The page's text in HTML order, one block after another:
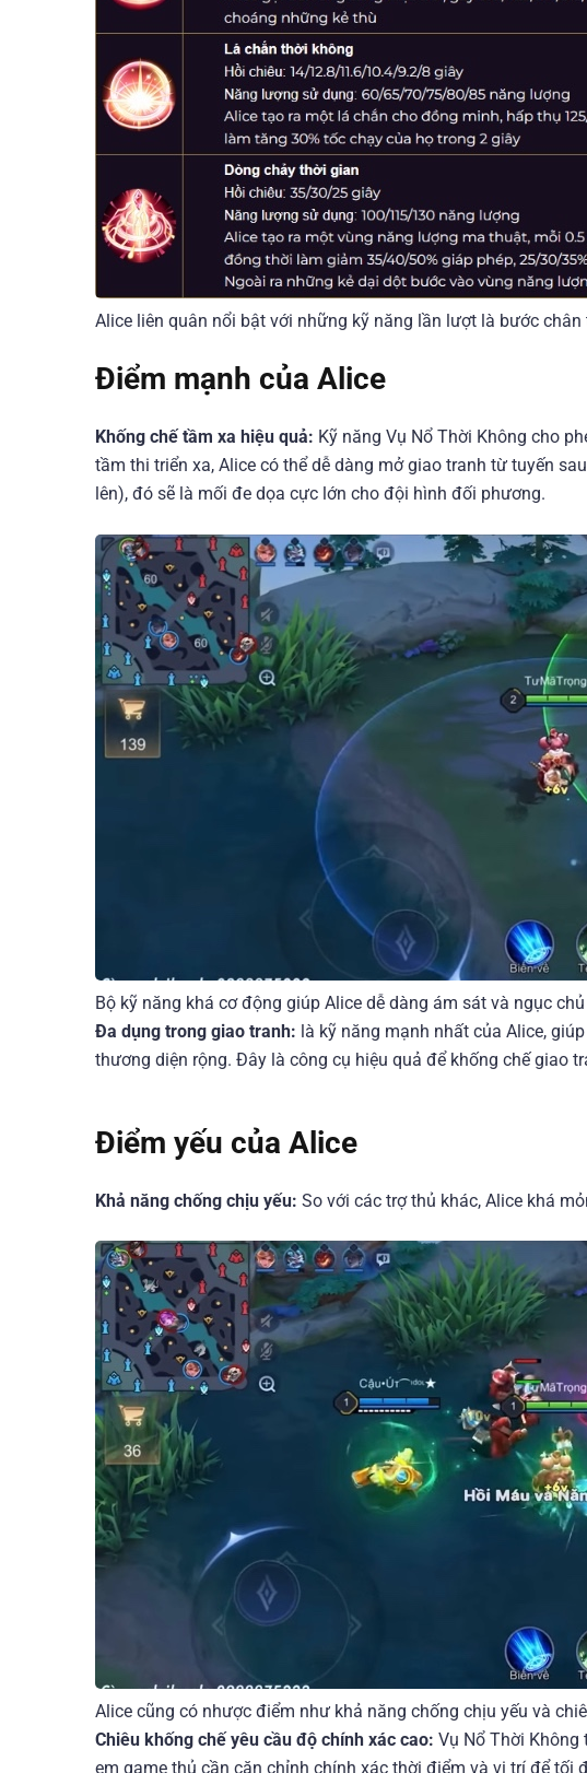
Alice liên quân nổi bật với những kỹ năng lần lượt là bước
Điểm mạnh của Alice
Khống chế tầm xa hiệu quả: Kỹ năng Vụ Nổ Thời Không cho
tầm thi triển xa, Alice có thể dễ dàng mở giao tranh từ tuyến
lên), đó sẽ là mối đe dọa cực lớn cho đội hình đối phương.
Bộ kỹ năng khá cơ động giúp Alice dễ dàng ám sát và ngục
Đa dụng trong giao tranh: là kỹ năng mạnh nhất của Alice,
thương diện rộng. Đây là công cụ hiệu quả để khống chế giao
Điểm yếu của Alice
Khả năng chống chịu yếu: So với các trợ thủ khác, Alice khá
Alice cũng có nhược điểm như khả năng chống chịu yếu và
Chiêu khống chế yêu cầu độ chính xác cao: Vụ Nổ Thời Không
em game thủ cần căn chỉnh chính xác thời điểm và vị trí để tối